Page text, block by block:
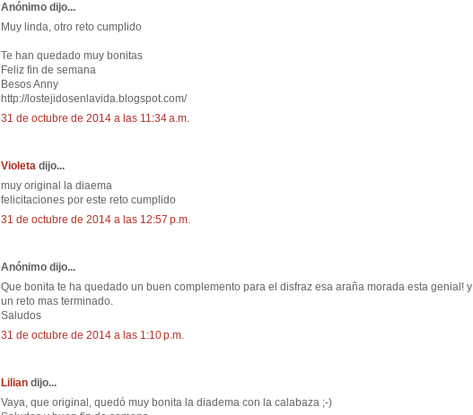
Anónimo dijo...
Muy linda, otro reto cumplido
Te han quedado muy bonitas
Feliz fin de semana
Besos Anny
http://lostejidosenlavida.blogspot.com/
31 de octubre de 2014 a las 11:34 a.m.
Violeta dijo...
muy original la diaema
felicitaciones por este reto cumplido
31 de octubre de 2014 a las 12:57 p.m.
Anónimo dijo...
Que bonita te ha quedado un buen complemento para el disfraz esa araña morada esta genial! y
un reto mas terminado.
Saludos
31 de octubre de 2014 a las 1:10 p.m.
Lilian dijo...
Vaya, que original, quedó muy bonita la diadema con la calabaza ;-)